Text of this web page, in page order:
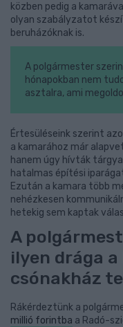
közben pedig a
olyan szabályzatot
beruházóknak is.
A polgármester
hónapokban nem
asztalra, ami
Értesüléseink szerint
a kamarához már
hanem úgy hívták
hatalmas építési
Ezután a kamara több
nehézkesen
hetekig sem kaptak
A
ilyen drága
csónakház
Rákérdeztünk a
millió forintba a Radó-